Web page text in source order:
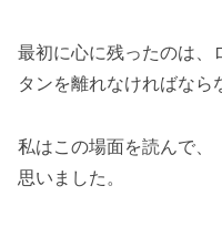
最初に心に残ったのは、
タンを離れなければなら
私はこの場面
思いました。